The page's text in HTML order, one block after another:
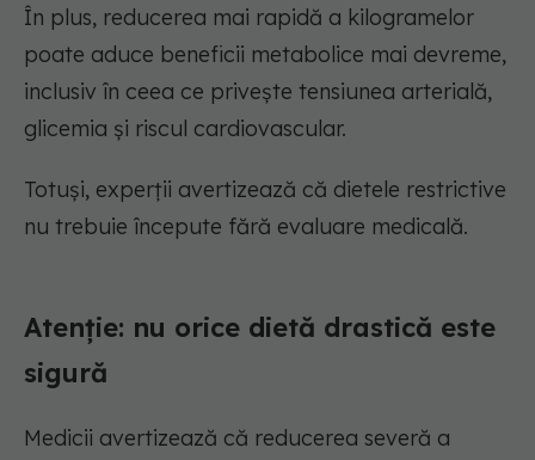
În plus, reducerea mai rapidă a kilogramelor
poate aduce beneficii metabolice mai devreme,
inclusiv în ceea ce privește tensiunea arterială,
glicemia și riscul cardiovascular.
Totuși, experții avertizează că dietele restrictive
nu trebuie începute fără evaluare medicală.
Atenție: nu orice dietă drastică este
sigură
Medicii avertizează că reducerea severă a